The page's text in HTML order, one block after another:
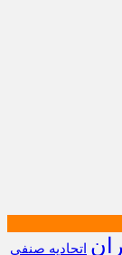
اتحادیه صنفی